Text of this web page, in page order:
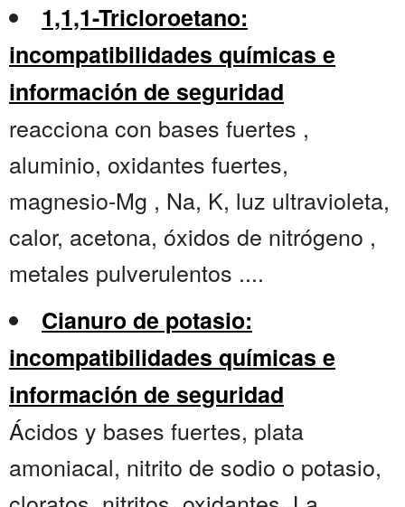
1,1,1-Tricloroetano:
incompatibilidades químicas e
información de seguridad
reacciona con bases fuertes ,
aluminio, oxidantes fuertes,
magnesio-Mg , Na, K, luz ultravioleta,
calor, acetona, óxidos de nitrógeno ,
metales pulverulentos ....
Cianuro de potasio:
incompatibilidades químicas e
información de seguridad
Ácidos y bases fuertes, plata
amoniacal, nitrito de sodio o potasio,